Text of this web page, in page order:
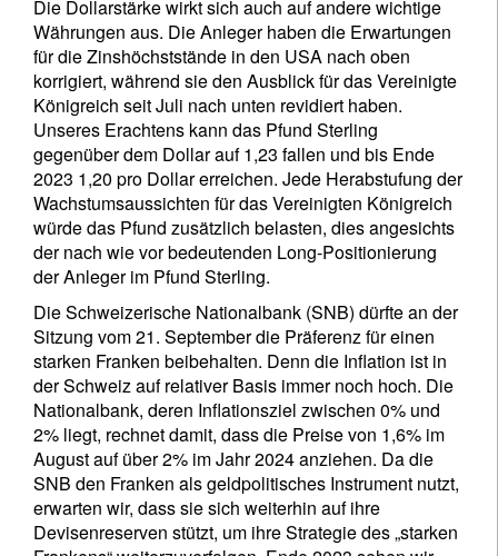
Die Dollarstärke wirkt sich auch auf andere wichtige
Währungen aus. Die Anleger haben die Erwartungen
für die Zinshöchststände in den USA nach oben
korrigiert, während sie den Ausblick für das Vereinigte
Königreich seit Juli nach unten revidiert haben.
Unseres Erachtens kann das Pfund Sterling
gegenüber dem Dollar auf 1,23 fallen und bis Ende
2023 1,20 pro Dollar erreichen. Jede Herabstufung der
Wachstumsaussichten für das Vereinigten Königreich
würde das Pfund zusätzlich belasten, dies angesichts
der nach wie vor bedeutenden Long-Positionierung
der Anleger im Pfund Sterling.
Die Schweizerische Nationalbank (SNB) dürfte an der
Sitzung vom 21. September die Präferenz für einen
starken Franken beibehalten. Denn die Inflation ist in
der Schweiz auf relativer Basis immer noch hoch. Die
Nationalbank, deren Inflationsziel zwischen 0% und
2% liegt, rechnet damit, dass die Preise von 1,6% im
August auf über 2% im Jahr 2024 anziehen. Da die
SNB den Franken als geldpolitisches Instrument nutzt,
erwarten wir, dass sie sich weiterhin auf ihre
Devisenreserven stützt, um ihre Strategie des „starken